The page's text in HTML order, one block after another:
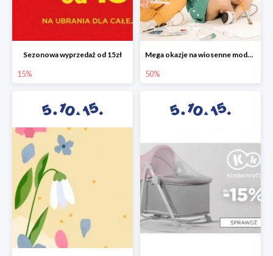
Sezonowa wyprzedaż od 15zł
15%
Mega okazje na wiosenne modele w 5.10.15 do -50%
50%